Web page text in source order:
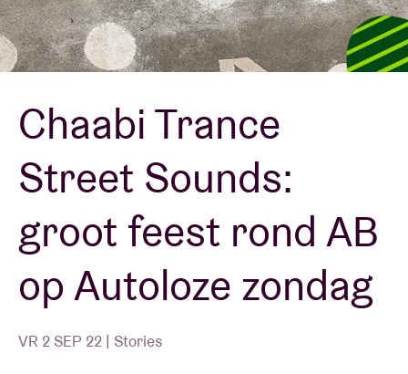
Zaalhuur
BRDCST
ABtv
Concertcheque
Over AB
Contact
Chaabi Trance
Street Sounds:
groot feest rond AB
op Autoloze zondag
VR 2 SEP 22 | Stories